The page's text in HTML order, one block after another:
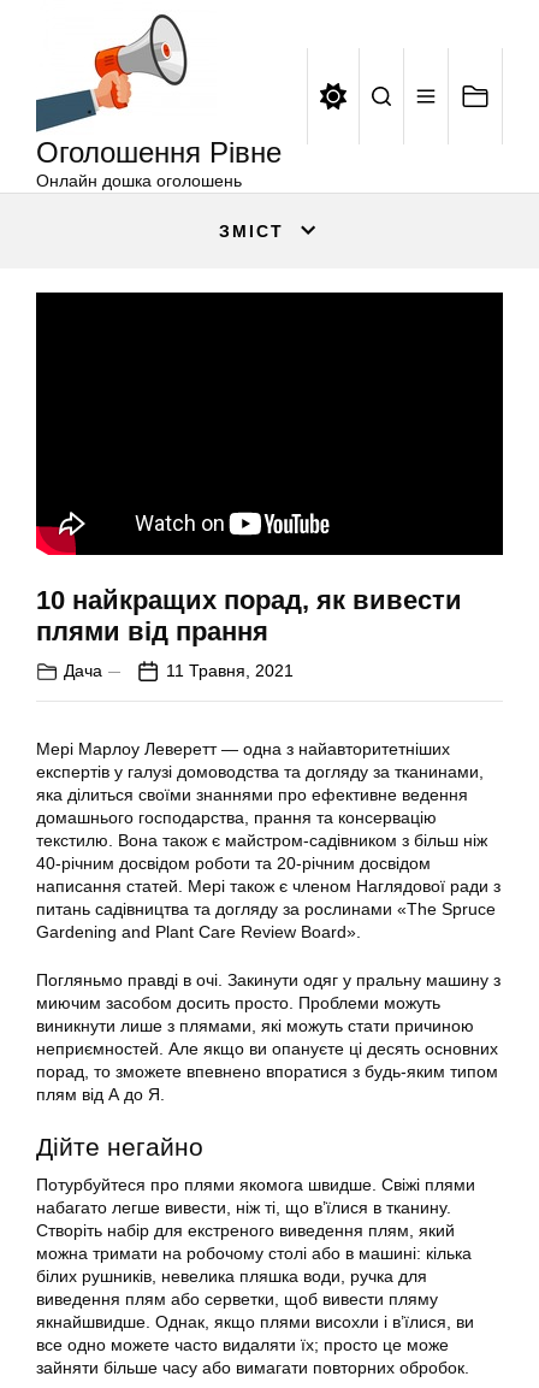
Оголошення Рівне
Онлайн дошка оголошень
ЗМІСТ
10 найкращих порад, як вивести
плями від прання
Дача 11 Травня, 2021
Мері Марлоу Леверетт — одна з найавторитетніших
експертів у галузі домоводства та догляду за тканинами,
яка ділиться своїми знаннями про ефективне ведення
домашнього господарства, прання та консервацію
текстилю. Вона також є майстром-садівником з більш ніж
40-річним досвідом роботи та 20-річним досвідом
написання статей. Мері також є членом Наглядової ради з
питань садівництва та догляду за рослинами «The Spruce
Gardening and Plant Care Review Board».
Погляньмо правді в очі. Закинути одяг у пральну машину з
миючим засобом досить просто. Проблеми можуть
виникнути лише з плямами, які можуть стати причиною
неприємностей. Але якщо ви опануєте ці десять основних
порад, то зможете впевнено впоратися з будь-яким типом
плям від А до Я.
Дійте негайно
Потурбуйтеся про плями якомога швидше. Свіжі плями
набагато легше вивести, ніж ті, що в’їлися в тканину.
Створіть набір для екстреного виведення плям, який
можна тримати на робочому столі або в машині: кілька
білих рушників, невелика пляшка води, ручка для
виведення плям або серветки, щоб вивести пляму
якнайшвидше. Однак, якщо плями висохли і в’їлися, ви
все одно можете часто видаляти їх; просто це може
зайняти більше часу або вимагати повторних обробок.